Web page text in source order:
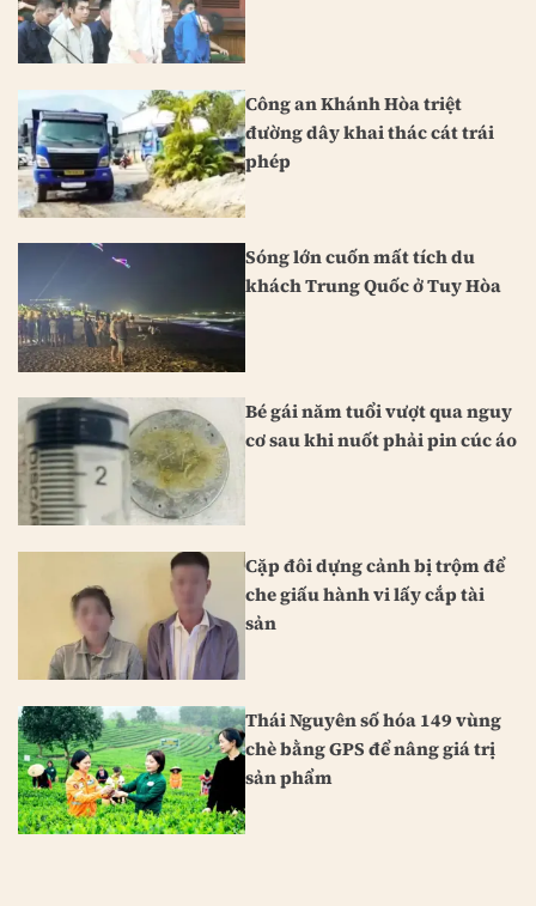
Công an Khánh Hòa triệt
đường dây khai thác cát trái
phép
Sóng lớn cuốn mất tích du
khách Trung Quốc ở Tuy Hòa
Bé gái năm tuổi vượt qua nguy
cơ sau khi nuốt phải pin cúc áo
Cặp đôi dựng cảnh bị trộm để
che giấu hành vi lấy cắp tài
sản
Thái Nguyên số hóa 149 vùng
chè bằng GPS để nâng giá trị
sản phẩm